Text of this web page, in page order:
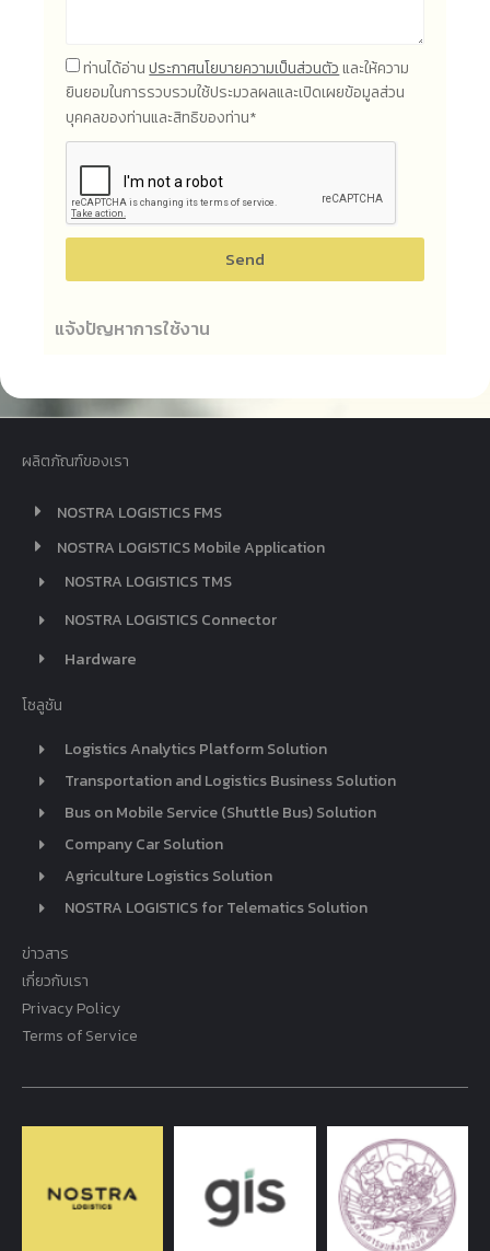
ท่านได้อ่านประกาศนโยบายความเป็นส่วนตัวและให้ความ
ยินยอมในการรวบรวมใช้ประมวลผลและเปิดเผยข้อมูลส่วน
บุคคลของท่านและสิทธิของท่าน*
Send
แจ้งปัญหาการใช้งาน
ผลิตภัณฑ์ของเรา
NOSTRA LOGISTICS FMS
NOSTRA LOGISTICS Mobile Application
NOSTRA LOGISTICS TMS
NOSTRA LOGISTICS Connector
Hardware
โซลูชัน
Logistics Analytics Platform Solution
Transportation and Logistics Business Solution
Bus on Mobile Service (Shuttle Bus) Solution
Company Car Solution
Agriculture Logistics Solution
NOSTRA LOGISTICS for Telematics Solution
ข่าวสาร
เกี่ยวกับเรา
Privacy Policy
Terms of Service